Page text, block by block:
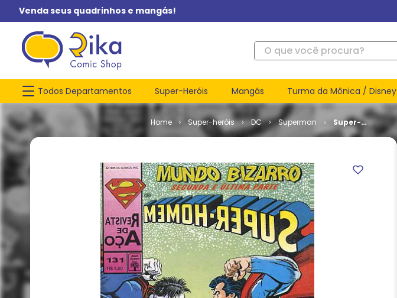
Venda seus quadrinhos e mangás!
O que você procura?
Todos Departamentos Super-Heróis Mangás Turma da Mônica / Disney
Super-heróis DC Superman
Super-
Homem -